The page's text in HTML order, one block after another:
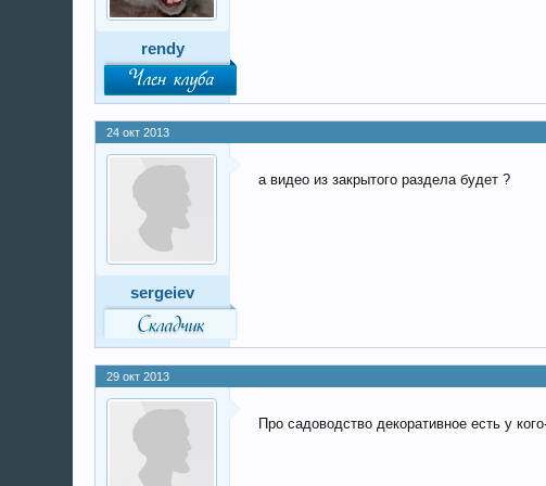
rendy
24 окт 2013
sergeiev
а видео из закрытого раздела будет ?
29 окт 2013
Про садоводство декоративное есть у